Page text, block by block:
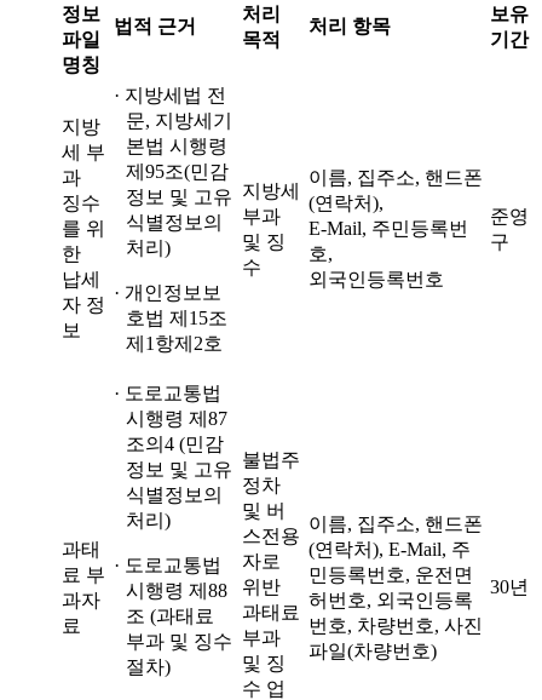
정보
파일
명칭
법적 근거
처리
목적
처리 항목
보유
기간
지방
세 부
과
징수
를 위
한
납세
자 정
보
· 지방세법 전
문, 지방세기
본법 시행령
제95조(민감
정보 및 고유
식별정보의
처리)
· 개인정보보
호법 제15조
제1항제2호
지방세
부과
및 징
수
이름, 집주소, 핸드폰
(연락처),
E-Mail, 주민등록번
호,
외국인등록번호
준영
구
과태
료 부
과자
료
· 도로교통법
시행령 제87
조의4 (민감
정보 및 고유
식별정보의
처리)
· 도로교통법
시행령 제88
조 (과태료
부과 및 징수
절차)
불법주
정차
및 버
스전용
자로
위반
과태료
부과
및 징
수 업
이름, 집주소, 핸드폰
(연락처), E-Mail, 주
민등록번호, 운전면
허번호, 외국인등록
번호, 차량번호, 사진
파일(차량번호)
30년